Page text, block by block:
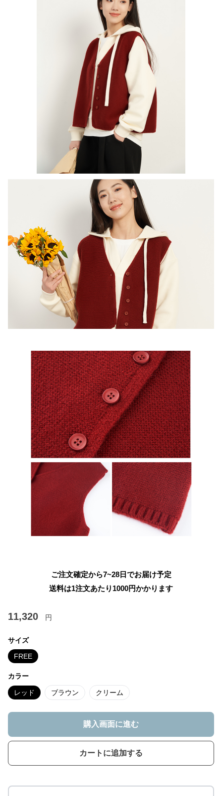
ご注文確定から7~28日でお届け予定
送料は1注文あたり 1000円かかります
11,320 円
サイズ
FREE
カラー
レッド ブラウン クリーム
購入画面に進む
カートに追加する